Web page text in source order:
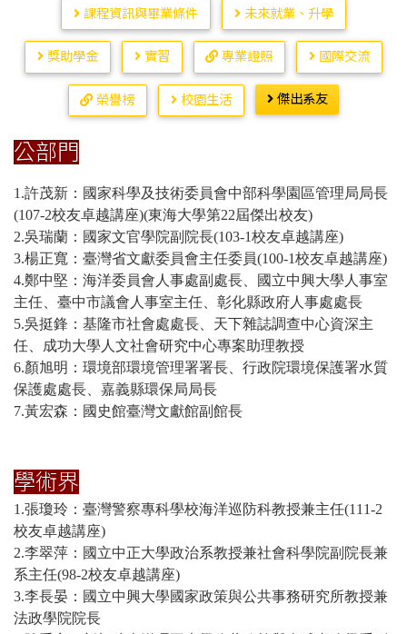
課程資訊與畢業條件 未來就業、升學
獎助學金 實習 專業證照 國際交流
榮譽榜 校園生活 傑出系友
公部門
1.許茂新：國家科學及技術委員會中部科學園區管理局局長
(107-2校友卓越講座)(東海大學第22屆傑出校友)
2.吳瑞蘭：國家文官學院副院長(103-1校友卓越講座)
3.楊正寬：臺灣省文獻委員會主任委員(100-1校友卓越講座)
4.鄭中堅： 海洋委員會人事處副處長、
國立中興大學人事室
主任、臺中市議會人事室主任、 彰化縣政府人事處處長
5.吳挺鋒： 基隆市社會處處長、天下雜誌調查中心資深主
任、成功大學人文社會研究中心專案助理教授
6.顏旭明：環境部環境管理署署長、行政院環境保護署水質
保護處處長、嘉義縣環保局局長
7.黃宏森：國史館臺灣文獻館副館長
學術界
1.張瓊玲：臺灣警察專科學校海洋巡防科教授兼主任(111-2
校友卓越講座)
2.李翠萍：國立中正大學政治系教授兼社會科學院副院長兼
系主任(98-2校友卓越講座)
3.李長晏：國立中興大學國家政策與公共事務研究所教授兼
法政學院院長